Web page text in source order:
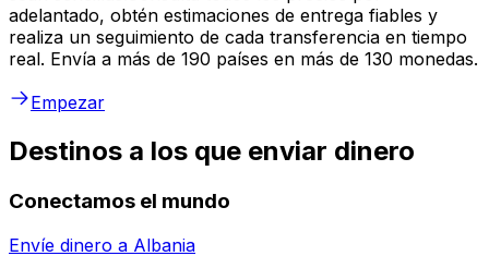
adelantado, obtén estimaciones de entrega fiables y
realiza un seguimiento de cada transferencia en tiempo
real. Envía a más de 190 países en más de 130 monedas.
Empezar
Destinos a los que enviar dinero
Conectamos el mundo
Envíe dinero a Albania